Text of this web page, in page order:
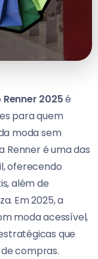
2025é
para quem
moda sem
é uma das
oferecendo
além de
Em 2025, a
moda acessível,
que
compras.